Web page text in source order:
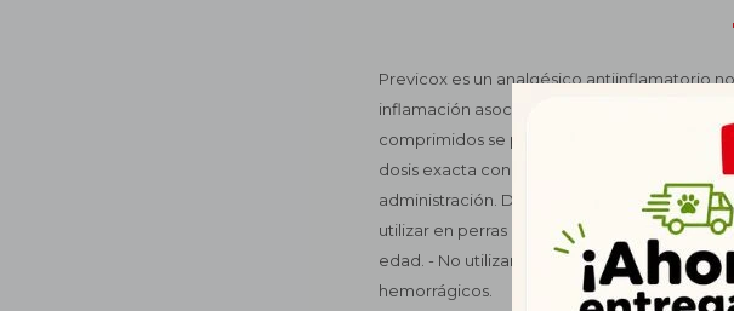
Previcox es un analgésico antiinflamatorio
inflamación asociados con la osteoartritis,
comprimidos se pueden administrar solos o
dosis exacta con sabor ahumado y
administración. Dosis: Administrar una dosis
utilizar en perras durante las fases de
edad. - No utilizar en animales que
hemorrágicos.